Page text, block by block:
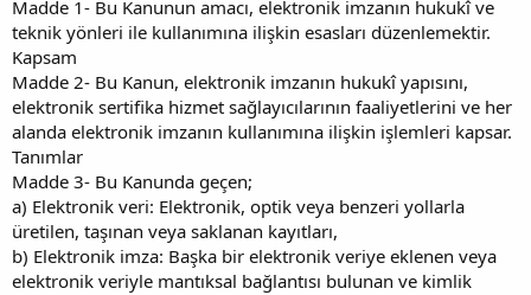
Madde 1- Bu Kanunun amacı, elektronik imzanın hukukî ve
teknik yönleri ile kullanımına ilişkin esasları düzenlemektir.
Kapsam
Madde 2- Bu Kanun, elektronik imzanın hukukî yapısını,
elektronik sertifika hizmet sağlayıcılarının faaliyetlerini ve her
alanda elektronik imzanın kullanımına ilişkin işlemleri kapsar.
Tanımlar
Madde 3- Bu Kanunda geçen;
a) Elektronik veri: Elektronik, optik veya benzeri yollarla
üretilen, taşınan veya saklanan kayıtları,
b) Elektronik imza: Başka bir elektronik veriye eklenen veya
elektronik veriyle mantıksal bağlantısı bulunan ve kimlik